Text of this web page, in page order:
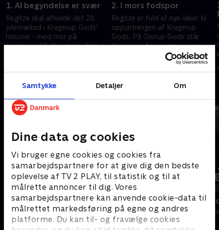
Samtykke Detaljer Om
Dine data og cookies
Vi bruger egne cookies og cookies fra
samarbejdspartnere for at give dig den bedste
oplevelse af TV 2 PLAY, til statistik og til at
målrette annoncer til dig. Vores
samarbejdspartnere kan anvende cookie-data til
målrettet markedsføring på egne og andres
platforme. Du kan til- og fravælge cookies
1. Al begyndelse er svær
Regitze skal afholde det 28.
julemarked i Kragerup Gods'
historie - med mor på
sidelinjen. På Clausholm Slot vil
2. I mors fodspor
Regitze er fuld af nye idéer til
oppyntningen af Kragerup
Gods. På Glorup Gods står
Clara over for en stor opgave:
Hun vil skabe julemagi i
godsets gamle kapel.
2. december 2025 • 30 min
Andre så også
En stor dag på godset
Livsstil • 3 sæsoner
Jul på
Livsstil • 1